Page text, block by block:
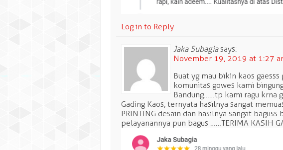
Log in to Reply
Jaka Subagia says:
November 19, 2019 at 1:27
Buat yg mau bikin kaos
komunitas gowes kami
Bandung……tp kami ragu krna
Gading Kaos, ternyata hasilnya sangat
PRINTING desain dan hasilnya sangat
pelayanannya pun bagus ……TERIMA KASIH